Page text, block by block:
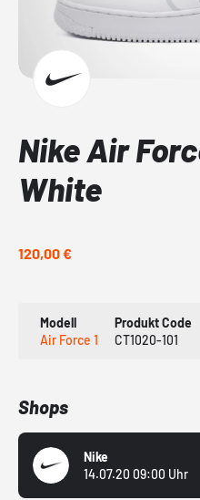
Nike Air
White
120,00 €
Modell
Air Force 1
Produkt Code
CT1020-101
Shops
Nike
14.07.20 09:00 Uhr